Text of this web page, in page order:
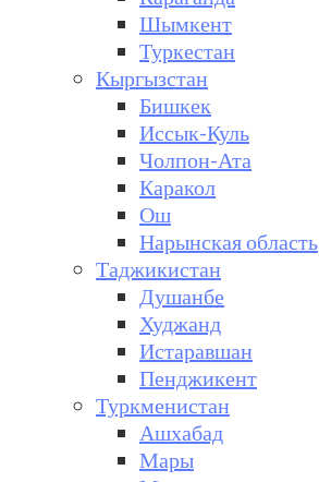
Шымкент
Туркестан
Кыргызстан
Бишкек
Иссык-Куль
Чолпон-Ата
Каракол
Ош
Нарынская область
Таджикистан
Душанбе
Худжанд
Истаравшан
Пенджикент
Туркменистан
Ашхабад
Мары